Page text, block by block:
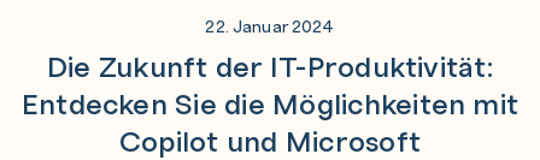
22. Januar 2024
Die Zukunft der IT-Produktivität:
Entdecken Sie die Möglichkeiten mit
Copilot und Microsoft